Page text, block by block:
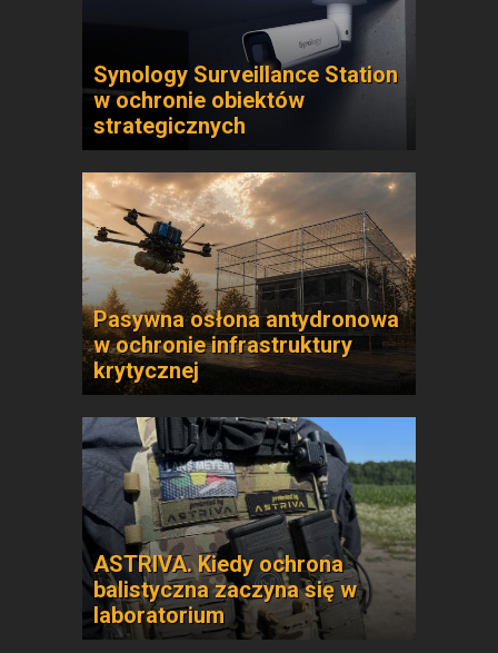
Synology Surveillance Station
w ochronie obiektów
strategicznych
Pasywna osłona antydronowa
w ochronie infrastruktury
krytycznej
ASTRIVA. Kiedy ochrona
balistyczna zaczyna się w
laboratorium